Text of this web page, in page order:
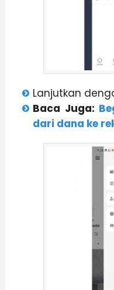
Lanjutkan
Baca Juga:
dari dana ke